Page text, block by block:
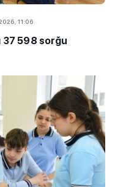
11:06
37 598 sorğu